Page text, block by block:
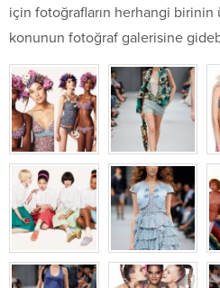
için fotoğrafların herhangi birinin
konunun fotoğraf galerisine